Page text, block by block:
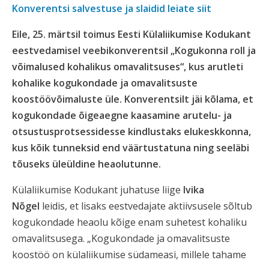
Konverentsi salvestuse ja slaidid leiate siit
Eile, 25. märtsil toimus Eesti Külaliikumise Kodukant
eestvedamisel veebikonverentsil „Kogukonna roll ja
võimalused kohalikus omavalitsuses“, kus arutleti
kohalike kogukondade ja omavalitsuste
koostöövõimaluste üle. Konverentsilt jäi kõlama, et
kogukondade õigeaegne kaasamine arutelu- ja
otsustusprotsessidesse kindlustaks elukeskkonna,
kus kõik tunneksid end väärtustatuna ning seeläbi
tõuseks üleüldine heaolutunne.
Külaliikumise Kodukant juhatuse liige Ivika
Nõgel leidis, et lisaks eestvedajate aktiivsusele sõltub
kogukondade heaolu kõige enam suhetest kohaliku
omavalitsusega. „Kogukondade ja omavalitsuste
koostöö on külaliikumise südameasi, millele tahame